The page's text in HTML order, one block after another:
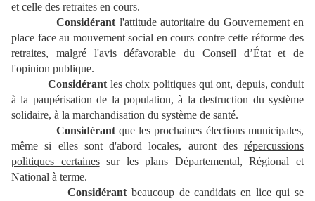
et celle des retraites en cours.
Considérant l'attitude autoritaire du Gouvernement en
place face au mouvement social en cours contre cette réforme des
retraites, malgré l'avis défavorable du Conseil d’État et de
l'opinion publique.
Considérant les choix politiques qui ont, depuis, conduit
à la paupérisation de la population, à la destruction du système
solidaire, à la marchandisation du système de santé.
Considérantque les prochaines élections municipales,
même si elles sont d'abord locales, auront des répercussions
politiques certainessur les plans Départemental, Régional et
National à terme.
Considérant beaucoup de candidats en lice qui se